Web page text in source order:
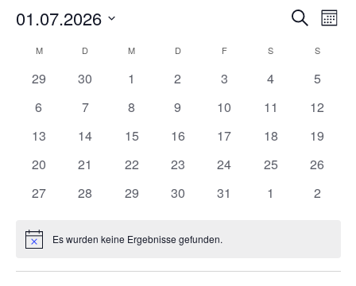
UND
Suche
01.07.2026
KALENDER
VON
VERANSTALTUNGEN
MMONTAG D DIENSTAGM MITTWOCH
DDONNERSTAG
FFREITAG S SAMSTAGS
0
29
0
30
0
1
0
2
0
3
0
4
0
5
0
6
0
7
0
8
0
9
0
10
0
11
0
12
0
13
0
14
0
15
0
16
0
17
0
18
0
19
0
20
0
21
0
22
0
23
0
24
0
25
0
26
0
27
0
28
0
29
0
30
0
31
0
1
0
2
HinweisEs wurden keine Ergebnisse gefunden.